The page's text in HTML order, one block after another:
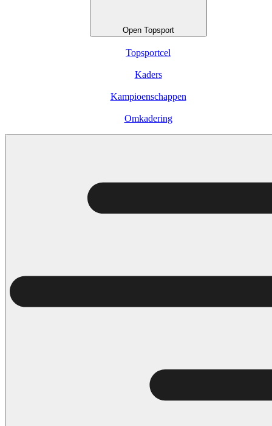
Open Topsport
Topsportcel
Kaders
Kampioenschappen
Omkadering